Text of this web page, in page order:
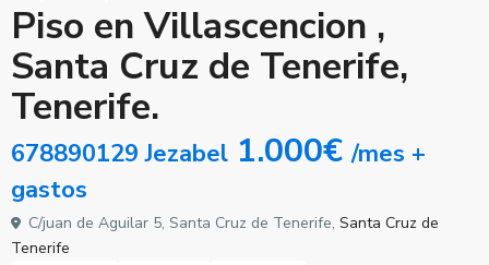
Piso en Villascencion ,
Santa Cruz de Tenerife,
Tenerife.
678890129 Jezabel 1.000€/mes +
gastos
C/juan de Aguilar 5, Santa Cruz de Tenerife, Santa Cruz de
Tenerife